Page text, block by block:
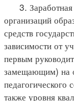
3. Заработная
организаций
средств
зависимости от
первым
замещающим) на
педагогического
также уровня